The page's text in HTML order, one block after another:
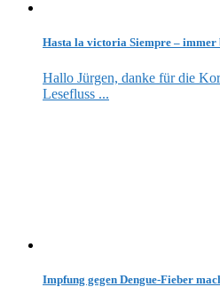
Hasta la victoria Siempre – immer
Hallo Jürgen, danke für die
Lesefluss ...
Impfung gegen Dengue-Fieber